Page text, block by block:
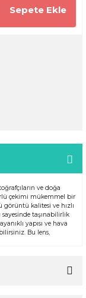
Sepete Ekle
ve doğa
çekimi mükemmel bir
görüntü kalitesi ve hızlı
taşınabilirlik
yapısı ve hava
Bu lens,